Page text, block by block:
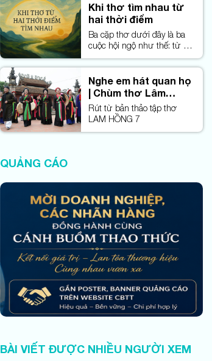
Khi thơ tìm nhau từ
hai thời điểm
Ba cặp thơ dưới đây là ba
cuộc hội ngộ như thế: từ hai
thời điểm riêng rẽ, chúng
bước ra và tìm gặp nhau
trong một mạch cảm xúc
chung — tri ân, nhân nghĩa
và vẻ đẹp bền bỉ của đất này.
Nghe em hát quan họ
| Chùm thơ Lâm
Quang Mỹ
Rút từ bản thảo tập thơ
LAM HỒNG 7
QUẢNG CÁO
BÀI VIẾT ĐƯỢC NHIỀU NGƯỜI XEM